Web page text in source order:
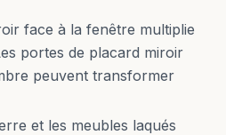
face à la fenêtre multiplie
portes de placard miroir
peuvent transformer
et les meubles laqués